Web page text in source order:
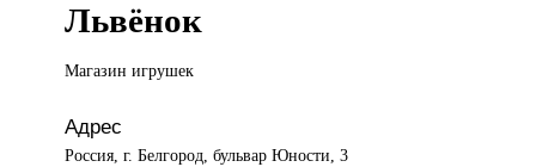
Львёнок
Магазин игрушек
Адрес
Россия, г. Белгород, бульвар Юности, 3